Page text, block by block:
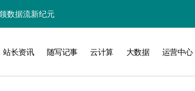
数据流新纪元
处理新科技
处理效能跃升
站长资讯 随写记事 云计算 大数据 运营中心